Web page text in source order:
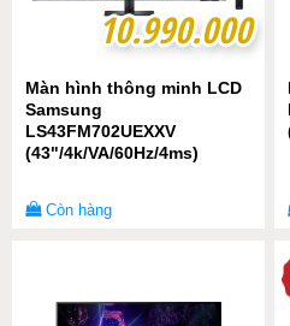
10.990.000
10.990.000
Màn hình thông minh LCD
Samsung
LS43FM702UEXXV
(43"/4k/VA/60Hz/4ms)
Còn hàng